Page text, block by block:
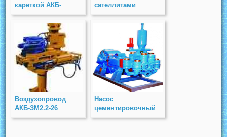
кареткой АКБ-
ЗМ2.2
сателлитами
АКБ-4.30-40.30
Воздухопровод
АКБ-ЗМ2.2-26
Насос
цементировочный
НЦ-320